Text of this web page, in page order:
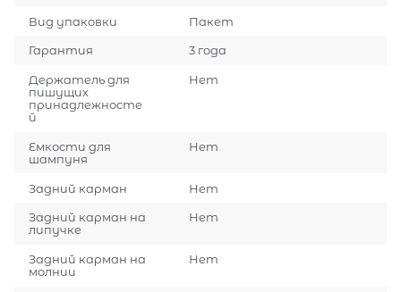
Вид упаковки Пакет
Гарантия 3 года
Держатель для
пишущих
принадлежносте
й
Нет
Емкости для
шампуня
Нет
Задний карман Нет
Задний карман на
липучке
Нет
Задний карман на
молнии
Нет